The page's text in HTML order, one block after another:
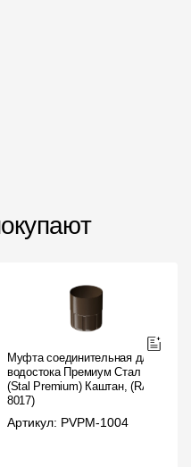
Муфта соединительная для
водостока Премиум Стал
(Stal Premium) Каштан, (RAL
8017)
Артикул: PVPM-1004